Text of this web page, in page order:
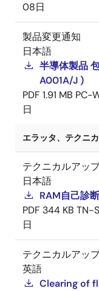
08日
製品変更通知
日本語
半導体製品
A001A/J )
PDF 1.91 MB PC-
日
エラッタ、テクニ
テクニカルアッ
日本語
RAM自己診
PDF 344 KB TN-
日
テクニカルアッ
英語
Clearing of